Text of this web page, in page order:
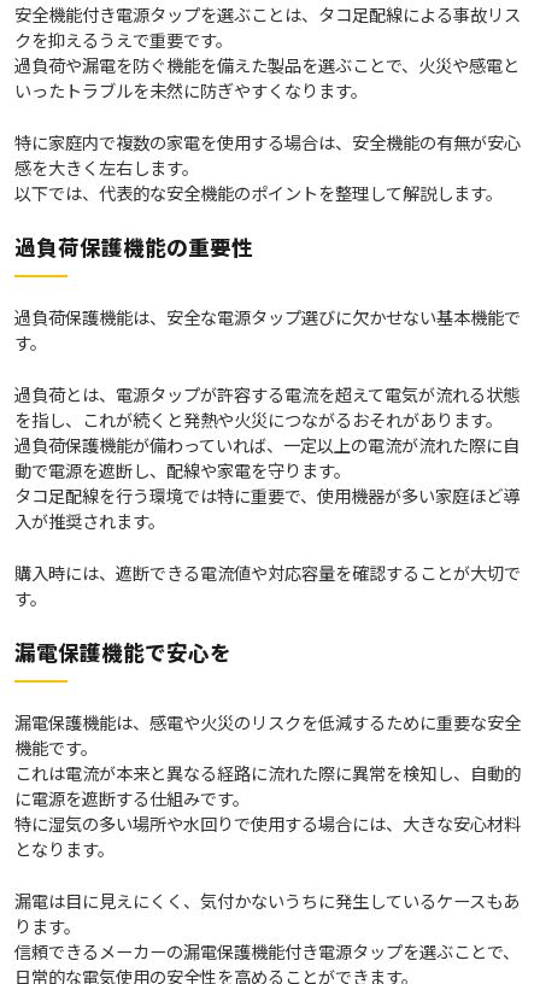
安全機能付き電源タップを選ぶことは、タコ足配線による事故リス
クを抑えるうえで重要です。
過負荷や漏電を防ぐ機能を備えた製品を選ぶことで、火災や感電と
いったトラブルを未然に防ぎやすくなります。
特に家庭内で複数の家電を使用する場合は、安全機能の有無が安心
感を大きく左右します。
以下では、代表的な安全機能のポイントを整理して解説します。
過負荷保護機能の重要性
過負荷保護機能は、安全な電源タップ選びに欠かせない基本機能で
す。
過負荷とは、電源タップが許容する電流を超えて電気が流れる状態
を指し、これが続くと発熱や火災につながるおそれがあります。
過負荷保護機能が備わっていれば、一定以上の電流が流れた際に自
動で電源を遮断し、配線や家電を守ります。
タコ足配線を行う環境では特に重要で、使用機器が多い家庭ほど導
入が推奨されます。
購入時には、遮断できる電流値や対応容量を確認することが大切で
す。
漏電保護機能で安心を
漏電保護機能は、感電や火災のリスクを低減するために重要な安全
機能です。
これは電流が本来と異なる経路に流れた際に異常を検知し、自動的
に電源を遮断する仕組みです。
特に湿気の多い場所や水回りで使用する場合には、大きな安心材料
となります。
漏電は目に見えにくく、気付かないうちに発生しているケースもあ
ります。
信頼できるメーカーの漏電保護機能付き電源タップを選ぶことで、
日常的な電気使用の安全性を高めることができます。